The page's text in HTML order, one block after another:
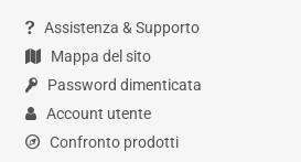
Assistenza & Supporto
Mappa del sito
Password dimenticata
Account utente
Confronto prodotti